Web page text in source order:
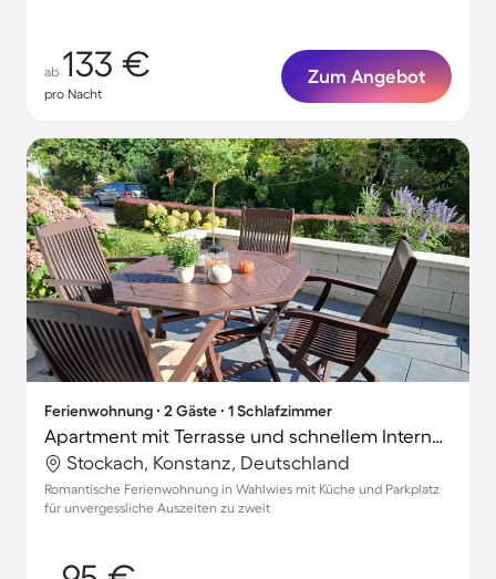
ab 133 €
pro Nacht
Zum Angebot
Ferienwohnung ∙ 2 Gäste ∙ 1 Schlafzimmer
Apartment mit Terrasse und schnellem Internet | Gartenblick
Stockach, Konstanz, Deutschland
Romantische Ferienwohnung in Wahlwies mit Küche und Parkplatz
für unvergessliche Auszeiten zu zweit